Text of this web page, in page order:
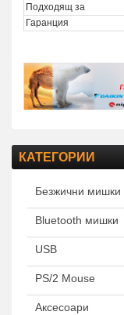
Подходящ за
Гаранция
КАТЕГОРИИ
Безжични мишки
Bluetooth мишки
USB
PS/2 Mouse
Аксесоари